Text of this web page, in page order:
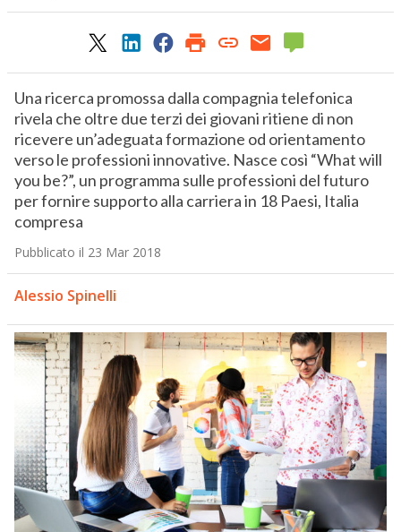
Una ricerca promossa dalla compagnia telefonica
rivela che oltre due terzi dei giovani ritiene di non
ricevere un’adeguata formazione od orientamento
verso le professioni innovative. Nasce così “What will
you be?”, un programma sulle professioni del futuro
per fornire supporto alla carriera in 18 Paesi, Italia
compresa
Pubblicato il 23 Mar 2018
Alessio Spinelli